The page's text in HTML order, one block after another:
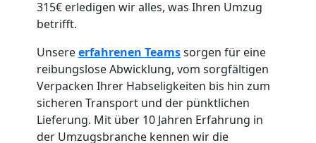
315€ erledigen wir alles, was Ihren Umzug
betrifft.
Unsereerfahrenen Teamssorgen für eine
reibungslose Abwicklung, vom sorgfältigen
Verpacken Ihrer Habseligkeiten bis hin zum
sicheren Transport und der pünktlichen
Lieferung. Mit über 10 Jahren Erfahrung in
der Umzugsbranche kennen wir die
Wolfsberg
Fernumzug
Wolfsberg